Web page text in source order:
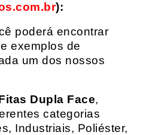
):
poderá encontrar
exemplos de
um dos nossos
Dupla Face,
categorias
Industriais, Poliéster,